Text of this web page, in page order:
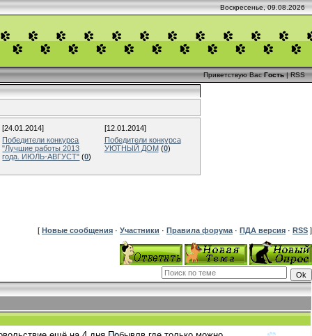
Воскресенье, 09.08.2026
Приветствую Вас Гость|RSS
[24.01.2014]
Победители конкурса
"Лучшие работы 2013
года. ИЮЛЬ-АВГУСТ" (0)
[12.01.2014]
Победители конкурса
УЮТНЫЙ ДОМ (0)
[ Новые сообщения · Участники · Правила форума · ПДА версия · RSS ]